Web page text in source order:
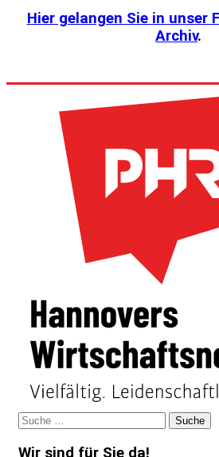
Hier gelangen Sie in unser
Archiv.
Wir sind für Sie da!